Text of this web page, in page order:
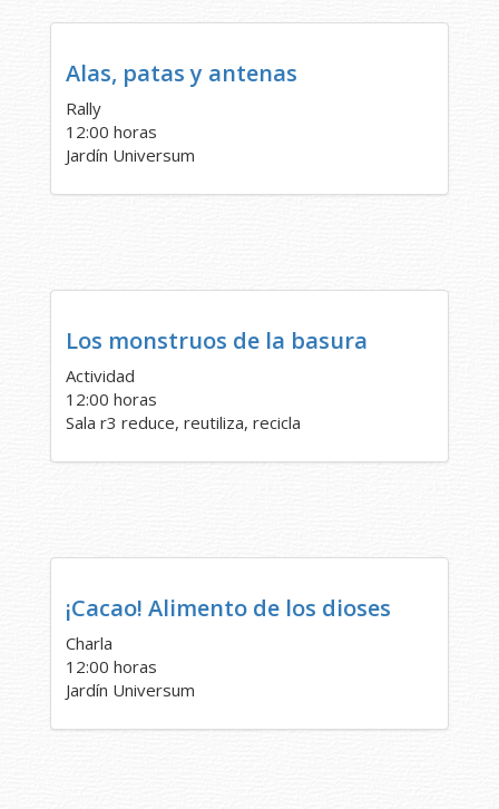
Alas, patas y antenas
Rally
12:00 horas
Jardín Universum
Los monstruos de la basura
Actividad
12:00 horas
Sala r3 reduce, reutiliza, recicla
¡Cacao! Alimento de los dioses
Charla
12:00 horas
Jardín Universum